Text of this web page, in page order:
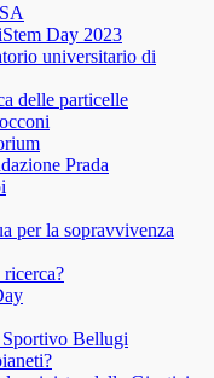
Day 2023
universitario di
delle particelle
Prada
per la sopravvivenza
Bellugi